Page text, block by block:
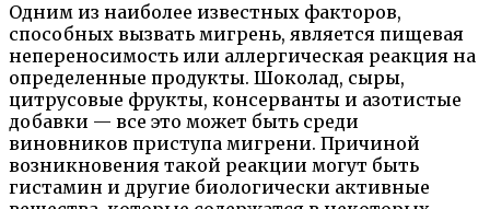
Одним из наиболее известных факторов,
способных вызвать мигрень, является пищевая
непереносимость или аллергическая реакция на
определенные продукты. Шоколад, сыры,
цитрусовые фрукты, консерванты и азотистые
добавки — все это может быть среди
виновников приступа мигрени. Причиной
возникновения такой реакции могут быть
гистамин и другие биологически активные